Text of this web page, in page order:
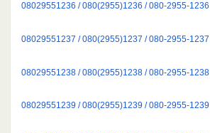
08029551236 / 080(2955)1236 / 080-2955-1236
08029551237 / 080(2955)1237 / 080-2955-1237
08029551238 / 080(2955)1238 / 080-2955-1238
08029551239 / 080(2955)1239 / 080-2955-1239